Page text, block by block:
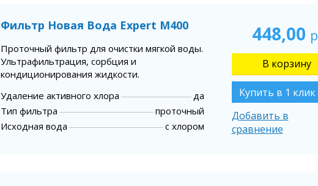
Фильтр Новая Вода Expert М400
Проточный фильтр для очистки мягкой воды.
Ультрафильтрация, сорбция и
кондиционирования жидкости.
Удаление активного хлора
да
Тип фильтра
проточный
Исходная вода
с хлором
448,00
Купить в 1 клик
Добавить в
сравнение